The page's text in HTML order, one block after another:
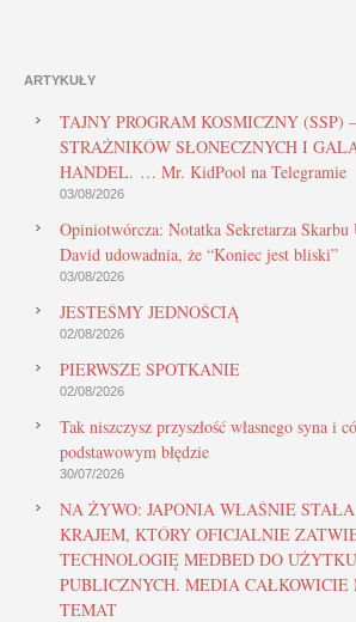
ARTYKUŁY
TAJNY PROGRAM KOSMICZNY
STRAŻNIKÓW SŁONECZNYCH I
HANDEL. … Mr. KidPool na Telegramie
03/08/2026
Opiniotwórcza: Notatka Sekretarza Skarbu
David udowadnia, że “Koniec jest bliski”
03/08/2026
JESTEŚMY JEDNOŚCIĄ
02/08/2026
PIERWSZE SPOTKANIE
02/08/2026
Tak niszczysz przyszłość własnego syna i
podstawowym błędzie
30/07/2026
NA ŻYWO: JAPONIA WŁAŚNIE
KRAJEM, KTÓRY OFICJALNIE
TECHNOLOGIĘ MEDBED DO
PUBLICZNYCH. MEDIA
TEMAT